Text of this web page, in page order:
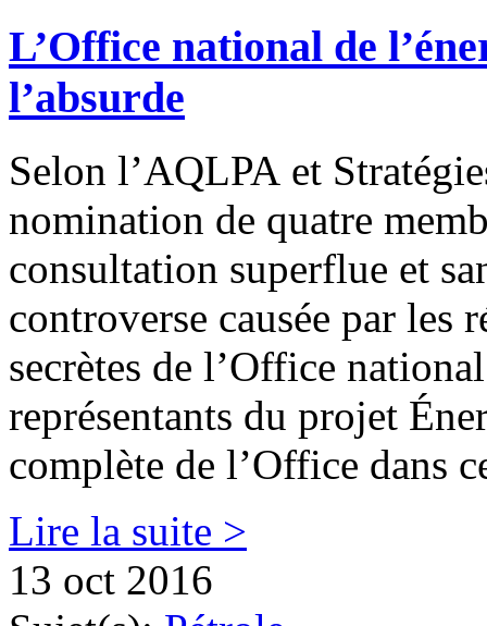
L’Office national de
l’absurde
Selon l’AQLPA et
nomination de quatre
consultation superflue et
controverse causée par les
secrètes de l’Office
représentants du projet
complète de l’Office dans
Lire la suite >
13 oct 2016